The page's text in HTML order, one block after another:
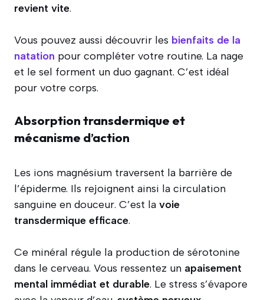
revient vite.
Vous pouvez aussi découvrir les bienfaits de la
natation pour compléter votre routine. La nage
et le sel forment un duo gagnant. C’est idéal
pour votre corps.
Absorption transdermique et
mécanisme d’action
Les ions magnésium traversent la barrière de
l’épiderme. Ils rejoignent ainsi la circulation
sanguine en douceur. C’est la voie
transdermique efficace.
Ce minéral régule la production de sérotonine
dans le cerveau. Vous ressentez un apaisement
mental immédiat et durable. Le stress s’évapore